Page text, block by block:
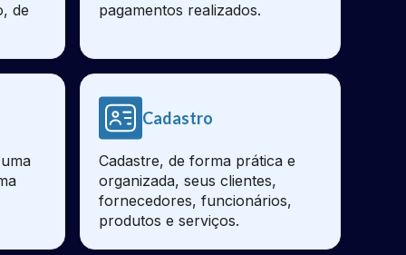
de
pagamentos realizados.
Cadastro
Cadastre, de forma prática e
organizada, seus clientes,
fornecedores, funcionários,
produtos e serviços.